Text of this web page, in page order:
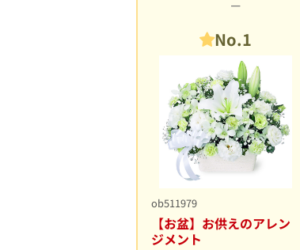
No.1
ob511979
【お盆】お供えのアレン
ジメント